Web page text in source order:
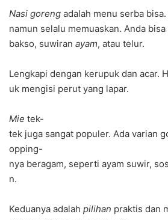
Nasi goreng adalah menu serba
namun selalu memuaskan. Anda
bakso, suwiran ayam, atau telur.
Lengkapi dengan kerupuk dan acar.
uk mengisi perut yang lapar.
Mie tek-
tek juga sangat populer. Ada varian
opping-
nya beragam, seperti ayam suwir,
n.
Keduanya adalah pilihan praktis dan